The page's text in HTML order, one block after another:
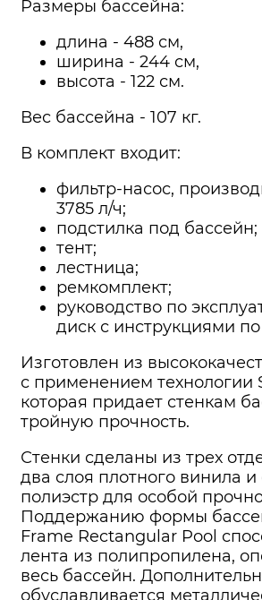
Размеры бассейна:
длина - 488 см,
ширина - 244 см,
высота - 122 см.
Вес бассейна - 107 кг.
В комплект входит:
фильтр-насос,
3785 л/ч;
подстилка под бассейн;
тент;
лестница;
ремкомплект;
руководство по
диск с инструкциями по
Изготовлен из
с применением технологии
которая придает стенкам
тройную прочность.
Стенки сделаны из трех
два слоя плотного винила
полиэстр для особой
Поддержанию формы
Frame Rectangular Pool
лента из полипропилена,
весь бассейн.
обуславливается